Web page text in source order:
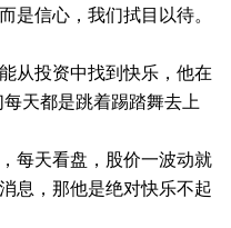
是信心，我们拭目以待。
从投资中找到快乐，他在
天都是跳着踢踏舞去上
每天看盘，股价一波动就
息，那他是绝对快乐不起